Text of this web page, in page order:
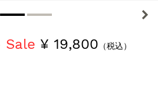
Sale ¥ 19,800 （税込）